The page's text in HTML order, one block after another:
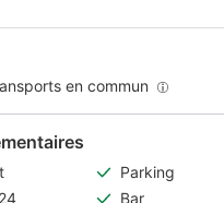
en commun
Parking
Bar